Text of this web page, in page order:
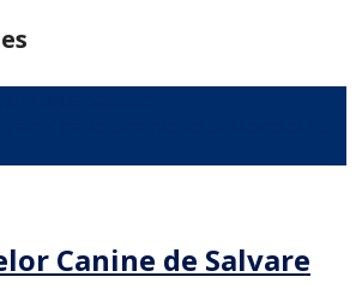
Canine de Salvare